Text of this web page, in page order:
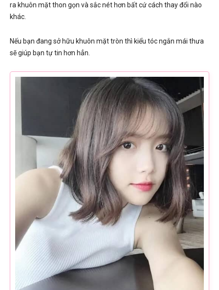
ra khuôn mặt thon gọn và sắc nét hơn bất cứ cách thay đổi nào
khác.
Nếu bạn đang sở hữu khuôn mặt tròn thì kiểu tóc ngắn mái thưa
sẽ giúp bạn tự tin hơn hẳn.